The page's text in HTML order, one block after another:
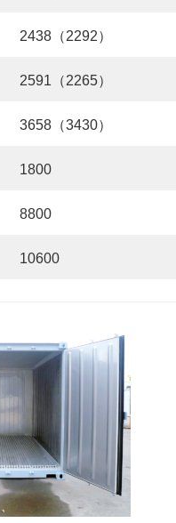
2438（2292）
2591（2265）
3658（3430）
1800
8800
10600